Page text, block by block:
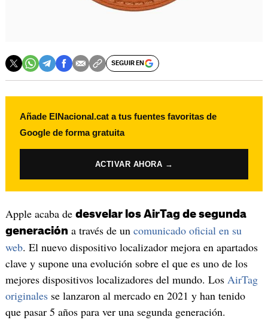
SEGUIR EN
Añade ElNacional.cat a tus fuentes favoritas de
Google de forma gratuita
ACTIVAR AHORA →
Apple acaba de desvelar los AirTag de segunda
generación a través de un comunicado oficial en su
web. El nuevo dispositivo localizador mejora en apartados
clave y supone una evolución sobre el que es uno de los
mejores dispositivos localizadores del mundo. Los AirTag
originalesse lanzaron al mercado en 2021 y han tenido
que pasar 5 años para ver una segunda generación.